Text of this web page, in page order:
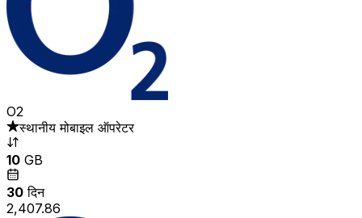
O2
स्थानीय मोबाइल ऑपरेटर
10 GB
30 दिन
₹2,407.86